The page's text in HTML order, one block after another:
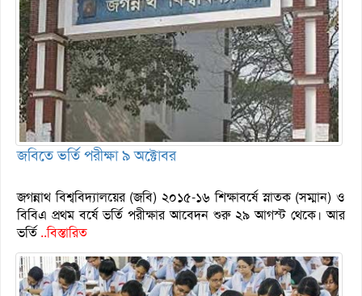
জবিতে ভর্তি পরীক্ষা ৯ অক্টোবর
জগন্নাথ বিশ্ববিদ্যালয়ের (জবি) ২০১৫-১৬ শিক্ষাবর্ষে স্নাতক (সম্মান) ও
বিবিএ প্রথম বর্ষে ভর্তি পরীক্ষার আবেদন শুরু ২৯ আগস্ট থেকে। আর
ভর্তি ..বিস্তারিত